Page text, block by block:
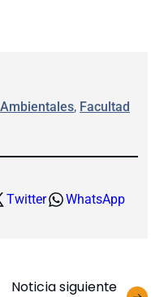
, Facultad
Twitter WhatsApp
Noticia siguiente